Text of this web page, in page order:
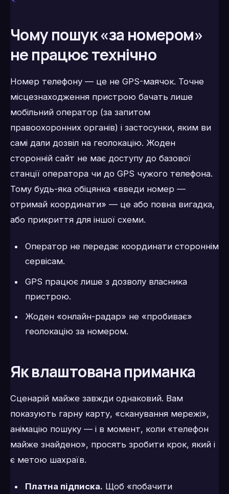
Чому пошук «за номером»
не працює технічно
Номер телефону — це не GPS-маячок. Точне
місцезнаходження пристрою бачать лише
мобільний оператор (за запитом
правоохоронних органів) і застосунки, яким ви
самі дали дозвіл на геолокацію. Жоден
сторонній сайт не має доступу до базової
станції оператора чи до GPS чужого телефона.
Тому будь-яка обіцянка «введи номер —
отримай координати» — це або повна вигадка,
або прикриття для іншої схеми.
Оператор не передає координати стороннім
сервісам.
GPS працює лише з дозволу власника
пристрою.
Жоден «онлайн-радар» не «пробиває»
геолокацію за номером.
Як влаштована приманка
Сценарій майже завжди однаковий. Вам
показують гарну карту, «сканування мережі»,
анімацію пошуку — і в момент, коли «телефон
майже знайдено», просять зробити крок, який і
є метою шахраїв.
Платна підписка. Щоб «побачити